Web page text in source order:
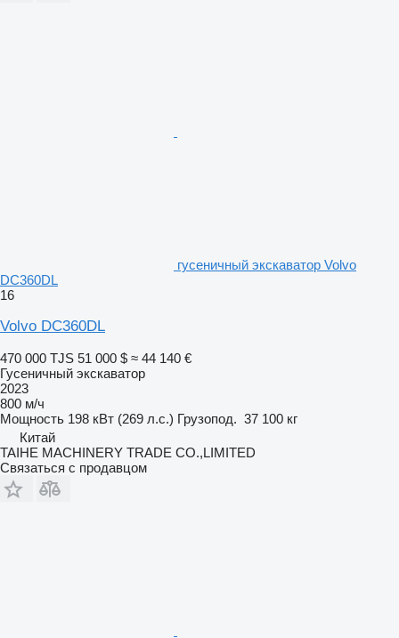
гусеничный экскаватор Volvo
DC360DL
16
Volvo DC360DL
470 000 TJS 51 000 $ ≈ 44 140 €
Гусеничный экскаватор
2023
800 м/ч
Мощность 198 кВт (269 л.с.) Грузопод. 37 100 кг
Китай
TAIHE MACHINERY TRADE CO.,LIMITED
Связаться с продавцом